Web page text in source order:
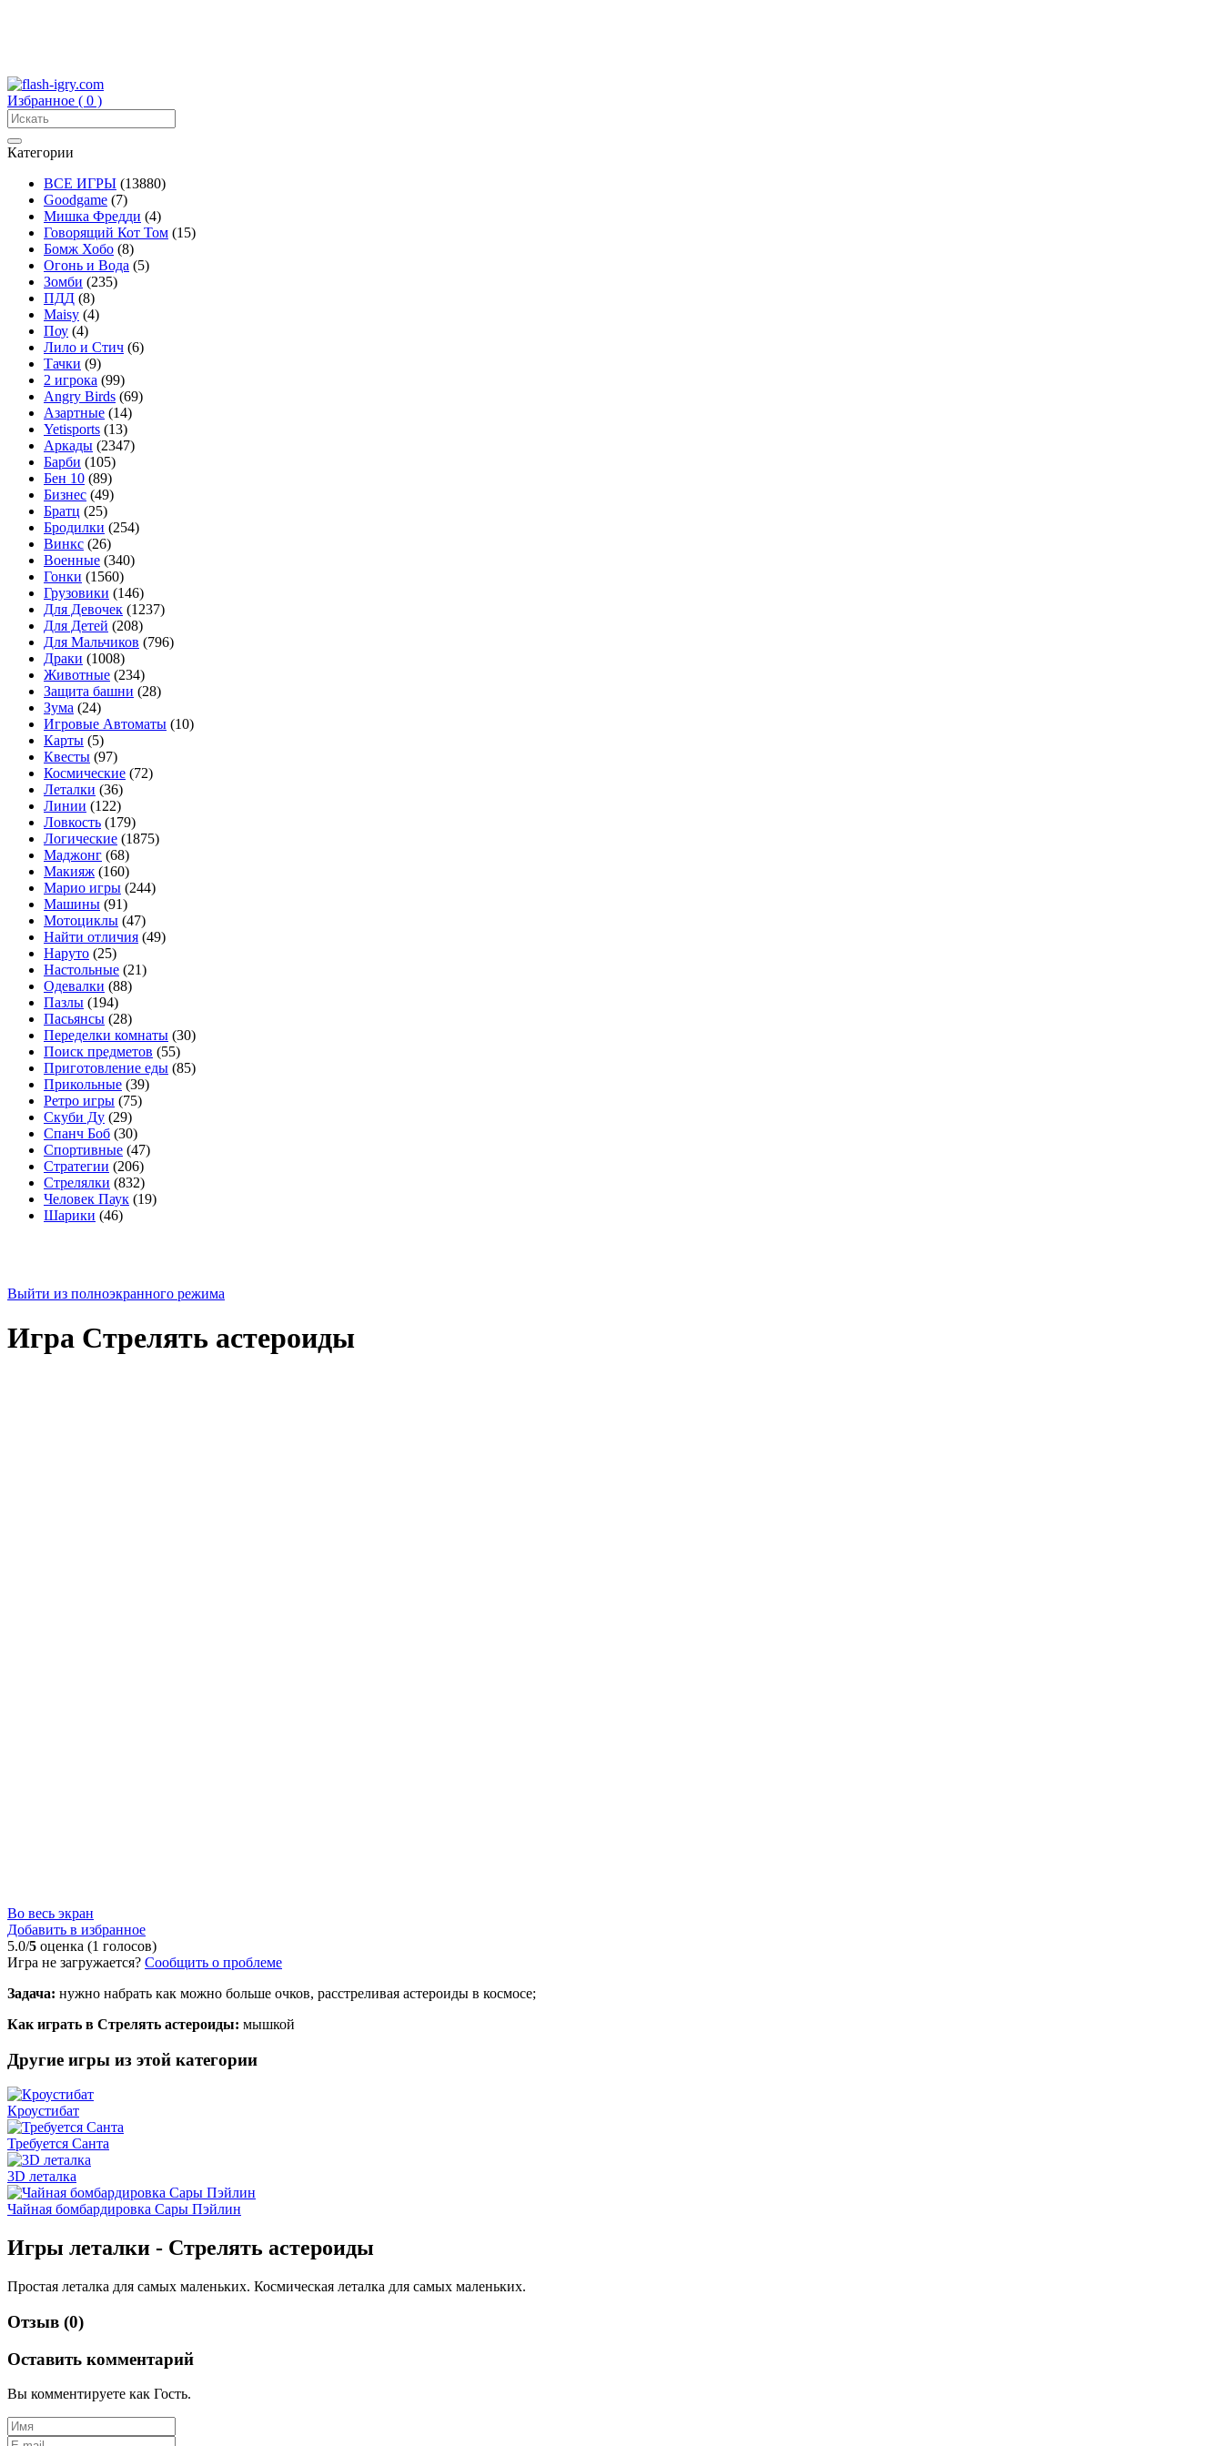
Избранное ( 0 )
Категории
ВСЕ ИГРЫ (13880)
Goodgame (7)
Мишка Фредди (4)
Говорящий Кот Том (15)
Бомж Хобо (8)
Огонь и Вода (5)
Зомби (235)
ПДД (8)
Maisy (4)
Поу (4)
Лило и Стич (6)
Тачки (9)
2 игрока (99)
Angry Birds (69)
Азартные (14)
Yetisports (13)
Аркады (2347)
Барби (105)
Бен 10 (89)
Бизнес (49)
Братц (25)
Бродилки (254)
Винкс (26)
Военные (340)
Гонки (1560)
Грузовики (146)
Для Девочек (1237)
Для Детей (208)
Для Мальчиков (796)
Драки (1008)
Животные (234)
Защита башни (28)
Зума (24)
Игровые Автоматы (10)
Карты (5)
Квесты (97)
Космические (72)
Леталки (36)
Линии (122)
Ловкость (179)
Логические (1875)
Маджонг (68)
Макияж (160)
Марио игры (244)
Машины (91)
Мотоциклы (47)
Найти отличия (49)
Наруто (25)
Настольные (21)
Одевалки (88)
Пазлы (194)
Пасьянсы (28)
Переделки комнаты (30)
Поиск предметов (55)
Приготовление еды (85)
Прикольные (39)
Ретро игры (75)
Скуби Ду (29)
Спанч Боб (30)
Спортивные (47)
Стратегии (206)
Стрелялки (832)
Человек Паук (19)
Шарики (46)
Выйти из полноэкранного режима
Игра Стрелять астероиды
Во весь экран
Добавить в избранное
5.0/5 оценка (1 голосов)
Игра не загружается? Сообщить о проблеме
Задача: нужно набрать как можно больше очков, расстреливая астероиды в космосе;
Как играть в Стрелять астероиды: мышкой
Другие игры из этой категории
Кроустибат
Требуется Санта
3D леталка
Чайная бомбардировка Сары Пэйлин
Игры леталки - Стрелять астероиды
Простая леталка для самых маленьких. Космическая леталка для самых маленьких.
Отзыв (0)
Оставить комментарий
Вы комментируете как Гость.